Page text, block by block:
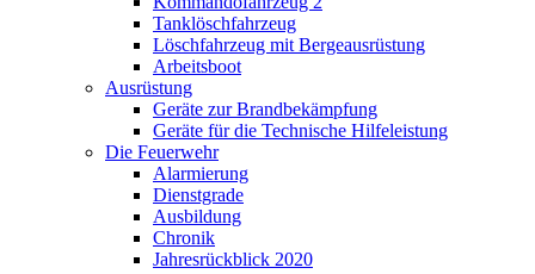
Tanklöschfahrzeug
Löschfahrzeug mit Bergeausrüstung
Arbeitsboot
Ausrüstung
Geräte zur Brandbekämpfung
Geräte für die Technische Hilfeleistung
Die Feuerwehr
Alarmierung
Dienstgrade
Ausbildung
Chronik
Jahresrückblick 2020